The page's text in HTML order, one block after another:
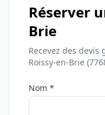
Réserver
Brie
Recevez des
Roissy-en-Brie
Nom *